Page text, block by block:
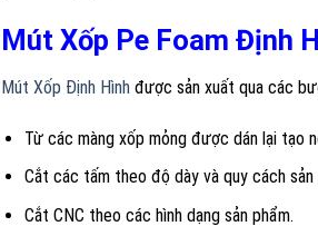
Mút Xốp Pe Foam Định
Mút Xốp Định Hình được sản xuất qua các
Từ các màng xốp mỏng được dán lại tạo
Cắt các tấm theo độ dày và quy cách sản
Cắt CNC theo các hình dạng sản phẩm.